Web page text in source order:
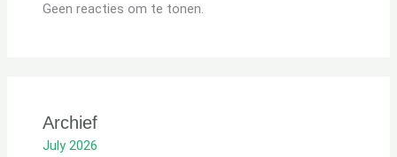
Geen reacties om te tonen.
Archief
July 2026